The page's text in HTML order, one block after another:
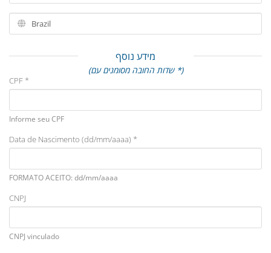
מידע נוסף
(שדות החובה מסומנים עם *)
CPF *
Informe seu CPF
Data de Nascimento (dd/mm/aaaa) *
FORMATO ACEITO: dd/mm/aaaa
CNPJ
CNPJ vinculado